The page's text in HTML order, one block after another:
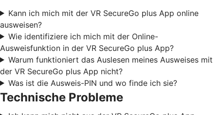
Kann ich mich mit der VR SecureGo plus App online
ausweisen?
Wie identifiziere ich mich mit der Online-
Ausweisfunktion in der VR SecureGo plus App?
Warum funktioniert das Auslesen meines Ausweises mit
der VR SecureGo plus App nicht?
Was ist die Ausweis-PIN und wo finde ich sie?
Technische Probleme